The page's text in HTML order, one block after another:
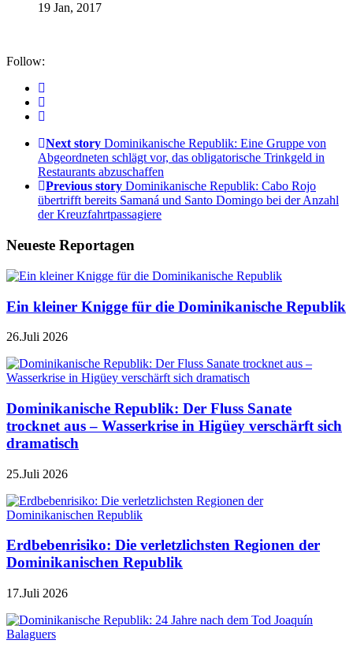
19 Jan, 2017
Follow:
Next story Dominikanische Republik: Eine Gruppe von
Abgeordneten schlägt vor, das obligatorische Trinkgeld in
Restaurants abzuschaffen
Previous story Dominikanische Republik: Cabo Rojo
übertrifft bereits Samaná und Santo Domingo bei der Anzahl
der Kreuzfahrtpassagiere
Neueste Reportagen
Ein kleiner Knigge für die Dominikanische Republik
26.Juli 2026
Dominikanische Republik: Der Fluss Sanate
trocknet aus – Wasserkrise in Higüey verschärft sich
dramatisch
25.Juli 2026
Erdbebenrisiko: Die verletzlichsten Regionen der
Dominikanischen Republik
17.Juli 2026